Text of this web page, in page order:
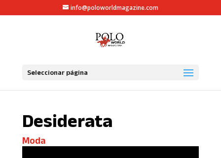
info@poloworldmagazine.com
Seleccionar página
Desiderata
Moda